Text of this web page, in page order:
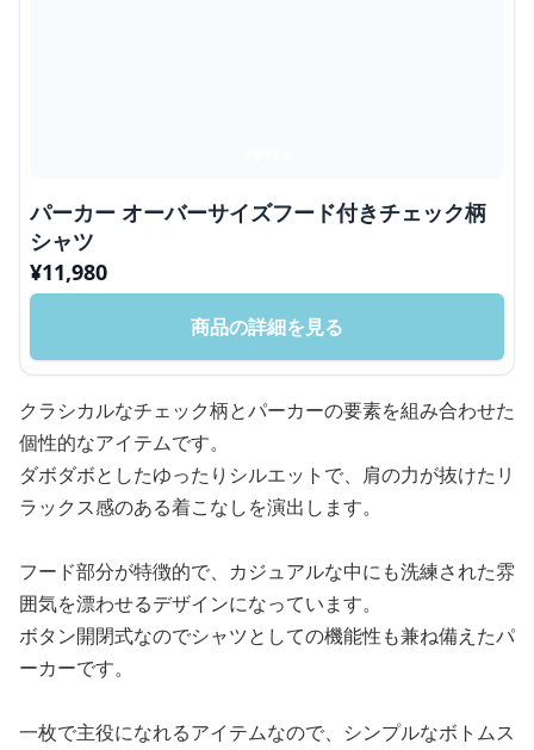
パーカー オーバーサイズフード付きチェック柄
シャツ
¥11,980
商品の詳細を見る
クラシカルなチェック柄とパーカーの要素を組み合わせた
個性的なアイテムです。
ダボダボとしたゆったりシルエットで、肩の力が抜けたリ
ラックス感のある着こなしを演出します。
フード部分が特徴的で、カジュアルな中にも洗練された雰
囲気を漂わせるデザインになっています。
ボタン開閉式なのでシャツとしての機能性も兼ね備えたパ
ーカーです。
一枚で主役になれるアイテムなので、シンプルなボトムス